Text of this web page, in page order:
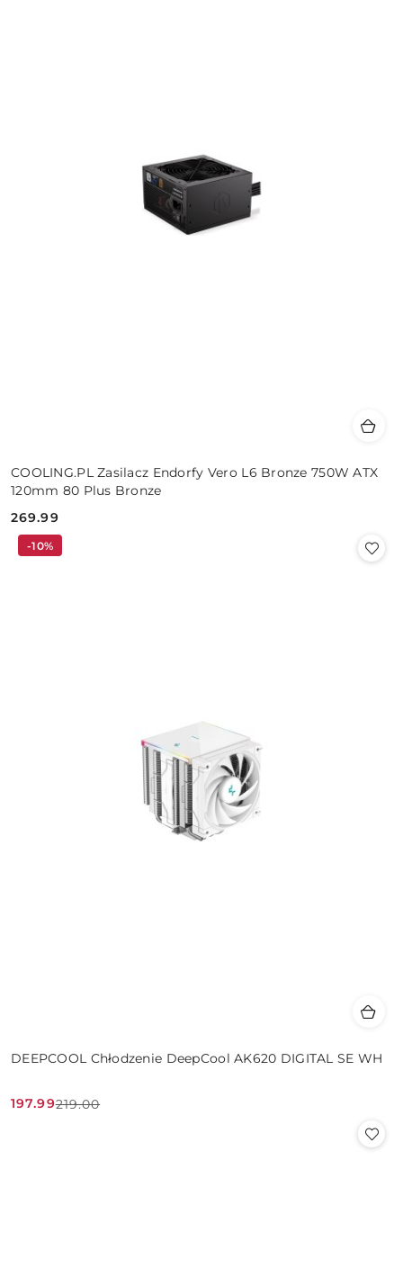
COOLING.PL Zasilacz Endorfy Vero L6 Bronze 750W ATX
120mm 80 Plus Bronze
Cena:
269.99
DEEPCOOL Chłodzenie DeepCool AK620 DIGITAL SE WH
Cena
197.99
Cena
219.00
-10%